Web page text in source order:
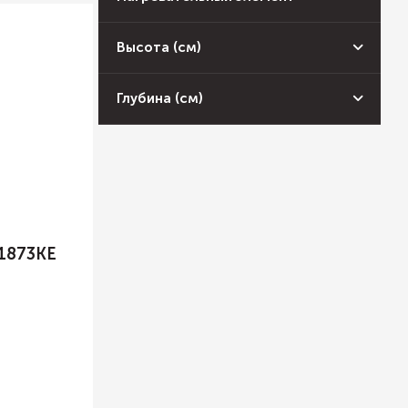
Высота (см)
Глубина (см)